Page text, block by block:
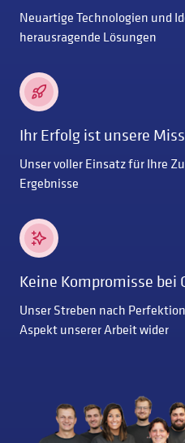
Neuartige Technologien und
herausragende Lösungen
Ihr Erfolg ist unsere
Unser voller Einsatz für Ihre
Ergebnisse
Keine Kompromisse bei
Unser Streben nach
Aspekt unserer Arbeit wider